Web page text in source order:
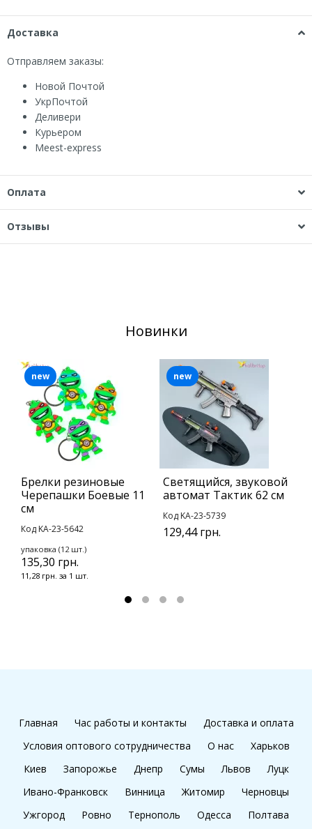
Доставка
Отправляем заказы:
Новой Почтой
УкрПочтой
Деливери
Курьером
Мeest-express
Оплата
Отзывы
Новинки
Брелки резиновые
Черепашки Боевые 11
см
Код KA-23-5642
упаковка (12 шт.)
135,30 грн.
11,28 грн. за 1 шт.
new
Светящийся, звуковой
автомат Тактик 62 см
Код KA-23-5739
129,44 грн.
new
Главная Час работы и контакты
Доставка и оплата
Условия оптового сотрудничества
О нас
Харьков
Киев
Запорожье Днепр Сумы Львов
Луцк
Ивано-Франковск
Винница Житомир
Черновцы
Ужгород
Ровно Тернополь Одесса Полтава